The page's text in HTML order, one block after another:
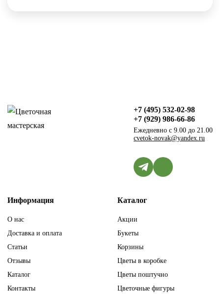
+7 (495) 532-02-98
+7 (929) 986-66-86
Ежедневно с 9.00 до 21.00
cvetok-novak@yandex.ru
Информация
О нас
Доставка и оплата
Статьи
Отзывы
Каталог
Контакты
Каталог
Акции
Букеты
Корзины
Цветы в коробке
Цветы поштучно
Цветочные фигуры